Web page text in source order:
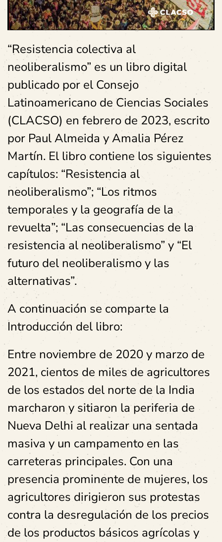
“Resistencia colectiva al
neoliberalismo” es un libro digital
publicado por el Consejo
Latinoamericano de Ciencias Sociales
(CLACSO) en febrero de 2023, escrito
por Paul Almeida y Amalia Pérez
Martín. El libro contiene los siguientes
capítulos: “Resistencia al
neoliberalismo”; “Los ritmos
temporales y la geografía de la
revuelta”; “Las consecuencias de la
resistencia al neoliberalismo” y “El
futuro del neoliberalismo y las
alternativas”.
A continuación se comparte la
Introducción del libro:
Entre noviembre de 2020 y marzo de
2021, cientos de miles de agricultores
de los estados del norte de la India
marcharon y sitiaron la periferia de
Nueva Delhi al realizar una sentada
masiva y un campamento en las
carreteras principales. Con una
presencia prominente de mujeres, los
agricultores dirigieron sus protestas
contra la desregulación de los precios
de los productos básicos agrícolas y